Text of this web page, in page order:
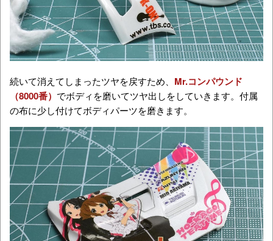
続いて消えてしまったツヤを戻すため、 Mr.コンパウンド
（8000番） でボディを磨いてツヤ出しをしていきます。付属
の布に少し付けてボディパーツを磨きます。